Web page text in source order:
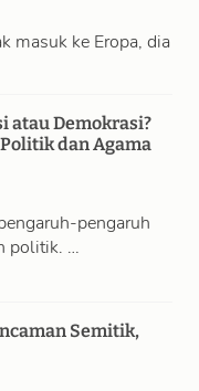
masuk ke Eropa, dia
atau Demokrasi?
dan Agama
pengaruh
politik. …
Semitik,